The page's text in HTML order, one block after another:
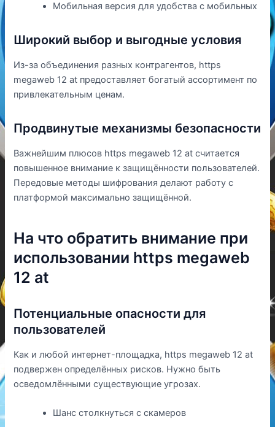
Мобильная версия для удобства с мобильных
Широкий выбор и выгодные условия
Из-за объединения разных контрагентов, https
megaweb 12 at предоставляет богатый ассортимент по
привлекательным ценам.
Продвинутые механизмы безопасности
Важнейшим плюсов https megaweb 12 at считается
повышенное внимание к защищённости пользователей.
Передовые методы шифрования делают работу с
платформой максимально защищённой.
На что обратить внимание при
использовании https megaweb
12 at
Потенциальные опасности для
пользователей
Как и любой интернет-площадка, https megaweb 12 at
подвержен определённых рисков. Нужно быть
осведомлёнными существующие угрозах.
Шанс столкнуться с скамеров